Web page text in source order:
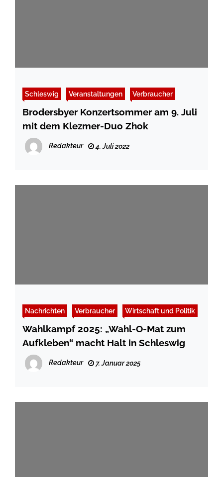
Schleswig Veranstaltungen Verbraucher
Brodersbyer Konzertsommer am 9. Juli
mit dem Klezmer-Duo Zhok
Redakteur 4. Juli 2022
Nachrichten Verbraucher Wirtschaft und Politik
Wahlkampf 2025: „Wahl-O-Mat zum
Aufkleben“ macht Halt in Schleswig
Redakteur 7. Januar 2025